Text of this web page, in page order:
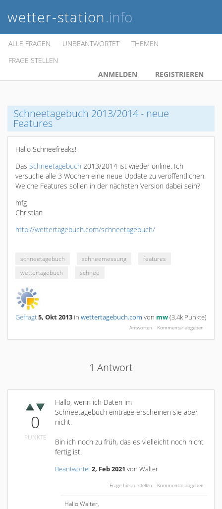
wetter-station.info
ALLE FRAGEN UNBEANTWORTET
THEMEN
FRAGE STELLEN
ANMELDEN
REGISTRIEREN
Schneetagebuch 2013/2014 - neue
Features
Hallo Schneefreaks!
Das Schneetagebuch 2013/2014 ist wieder online. Ich
versuche alle 3 Wochen eine neue Update zu veröffentlichen.
Welche Features sollen in der nächsten Version dabei sein?
mfg
Christian
http://wettertagebuch.com/schneetagebuch/
schneetagebuch schneemessung
features
wettertagebuch
schnee
Gefragt5, Okt 2013 in wettertagebuch.com von mw(3.4k Punkte)
1 Antwort
0
PUNKTE
Hallo, wenn ich Daten im
Schneetagebuch eintrage erscheinen sie aber
nicht.
Bin ich noch zu früh, das es vielleicht noch nicht
fertig ist.
Beantwortet2, Feb 2021 von Walter
Hallo Walter,